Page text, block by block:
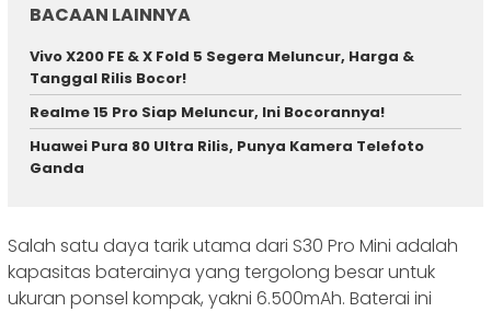
BACAAN LAINNYA
Vivo X200 FE & X Fold 5 Segera Meluncur, Harga &
Tanggal Rilis Bocor!
Realme 15 Pro Siap Meluncur, Ini Bocorannya!
Huawei Pura 80 Ultra Rilis, Punya Kamera Telefoto
Ganda
Salah satu daya tarik utama dari S30 Pro Mini adalah
kapasitas baterainya yang tergolong besar untuk
ukuran ponsel kompak, yakni 6.500mAh. Baterai ini